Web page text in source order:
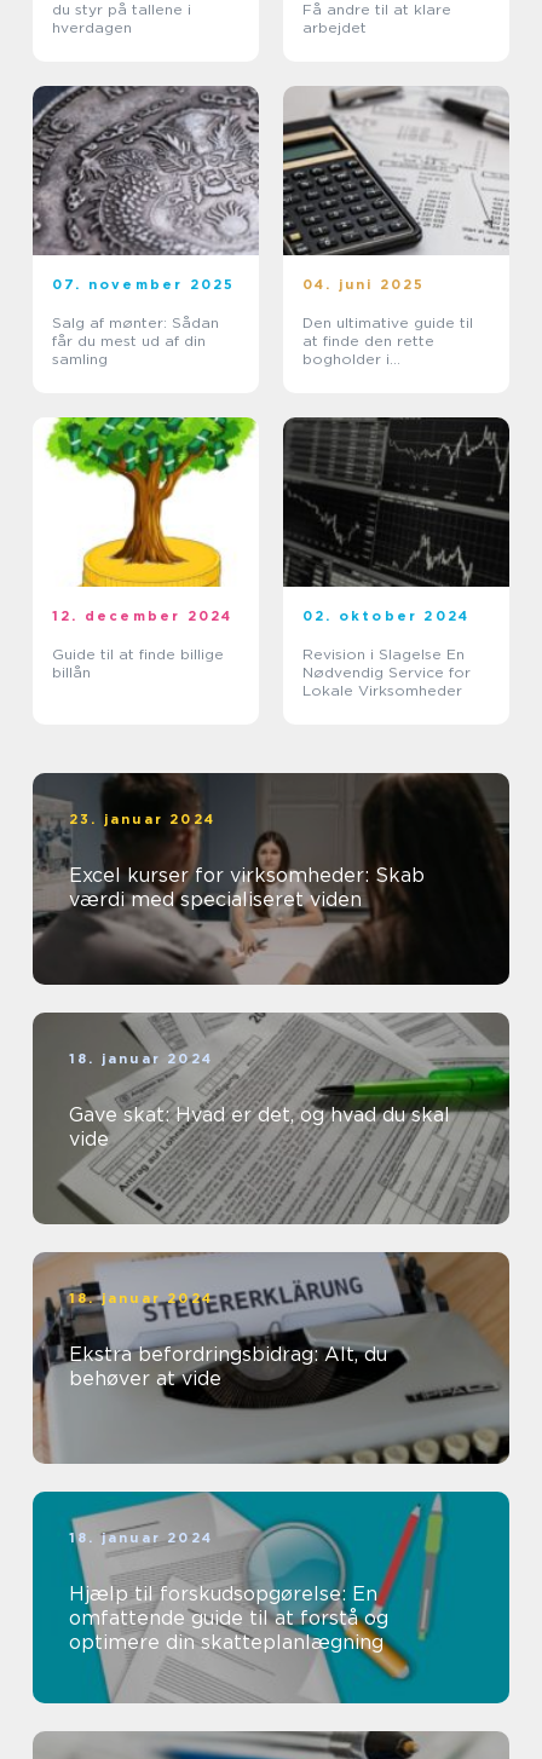
du styr på tallene i
hverdagen
Få andre til at klare
arbejdet
07. november 2025
Salg af mønter: Sådan
får du mest ud af din
samling
04. juni 2025
Den ultimative guide til
at finde den rette
bogholder i
12. december 2024
Guide til at finde billige
billån
02. oktober 2024
Revision i Slagelse En
Nødvendig Service for
Lokale Virksomheder
23. januar 2024
Excel kurser for virksomheder: Skab
værdi med specialiseret viden
18. januar 2024
Gave skat: Hvad er det, og hvad du skal
vide
18. januar 2024
Ekstra befordringsbidrag: Alt, du
behøver at vide
18. januar 2024
Hjælp til forskudsopgørelse: En
omfattende guide til at forstå og
optimere din skatteplanlægning